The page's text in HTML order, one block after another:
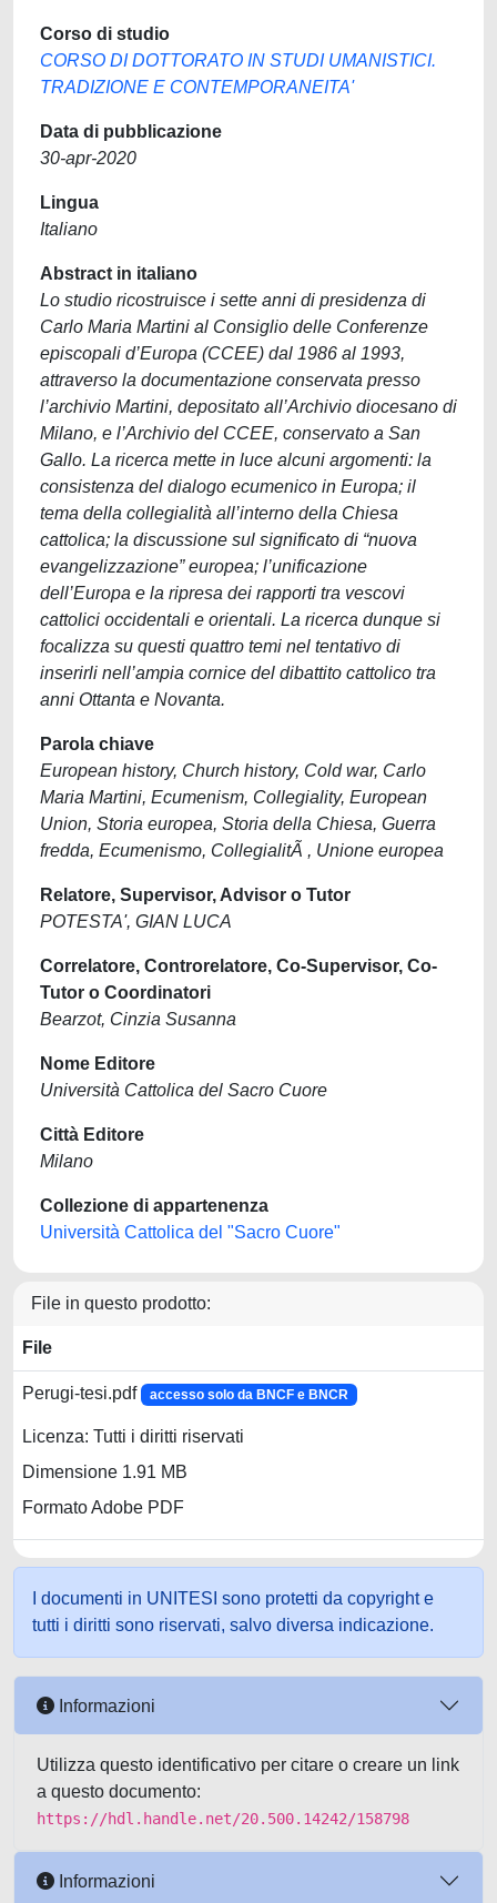
Corso di studio
CORSO DI DOTTORATO IN STUDI UMANISTICI.
TRADIZIONE E CONTEMPORANEITA'
Data di pubblicazione
30-apr-2020
Lingua
Italiano
Abstract in italiano
Lo studio ricostruisce i sette anni di presidenza di
Carlo Maria Martini al Consiglio delle Conferenze
episcopali d’Europa (CCEE) dal 1986 al 1993,
attraverso la documentazione conservata presso
l’archivio Martini, depositato all’Archivio diocesano di
Milano, e l’Archivio del CCEE, conservato a San
Gallo. La ricerca mette in luce alcuni argomenti: la
consistenza del dialogo ecumenico in Europa; il
tema della collegialità all’interno della Chiesa
cattolica; la discussione sul significato di “nuova
evangelizzazione” europea; l’unificazione
dell’Europa e la ripresa dei rapporti tra vescovi
cattolici occidentali e orientali. La ricerca dunque si
focalizza su questi quattro temi nel tentativo di
inserirli nell’ampia cornice del dibattito cattolico tra
anni Ottanta e Novanta.
Parola chiave
European history, Church history, Cold war, Carlo
Maria Martini, Ecumenism, Collegiality, European
Union, Storia europea, Storia della Chiesa, Guerra
fredda, Ecumenismo, CollegialitÃ , Unione europea
Relatore, Supervisor, Advisor o Tutor
POTESTA', GIAN LUCA
Correlatore, Controrelatore, Co-Supervisor, Co-
Tutor o Coordinatori
Bearzot, Cinzia Susanna
Nome Editore
Università Cattolica del Sacro Cuore
Città Editore
Milano
Collezione di appartenenza
Università Cattolica del "Sacro Cuore"
File in questo prodotto:
File
Perugi-tesi.pdf accesso solo da BNCF e BNCR
Licenza: Tutti i diritti riservati
Dimensione 1.91 MB
Formato Adobe PDF
I documenti in UNITESI sono protetti da copyright e
tutti i diritti sono riservati, salvo diversa indicazione.
Informazioni
Utilizza questo identificativo per citare o creare un link
a questo documento:
https://hdl.handle.net/20.500.14242/158798
Informazioni